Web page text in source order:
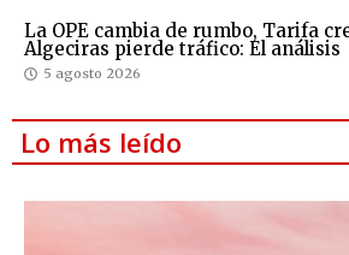
La OPE cambia de rumbo, Tarifa
Algeciras pierde tráfico: El análisis
5 agosto 2026
Lo más leído